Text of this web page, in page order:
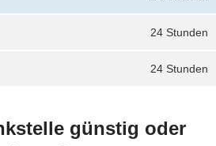
24 Stunden
24 Stunden
günstig oder